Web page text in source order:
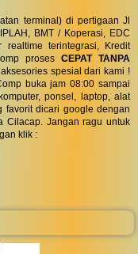
terminal) di pertigaan Jl
BMT / Koperasi, EDC
realtime terintegrasi, Kredit
proses CEPAT TANPA
spesial dari kami !
buka jam 08:00 sampai
ponsel, laptop, alat
favorit dicari google dengan
Cilacap. Jangan ragu untuk
klik :